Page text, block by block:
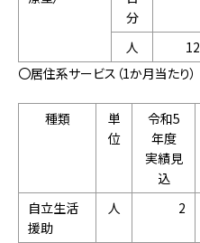
分
人 12
〇居住系サービス（1か月当たり）
種類
単
位
令和5
年度
実績見
込
自立生活
援助
人 2